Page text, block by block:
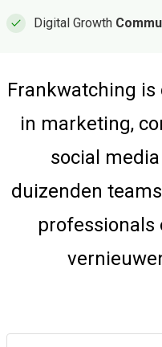
check Digital Growth
Frankwatching is
in marketing,
social
duizenden
professionals